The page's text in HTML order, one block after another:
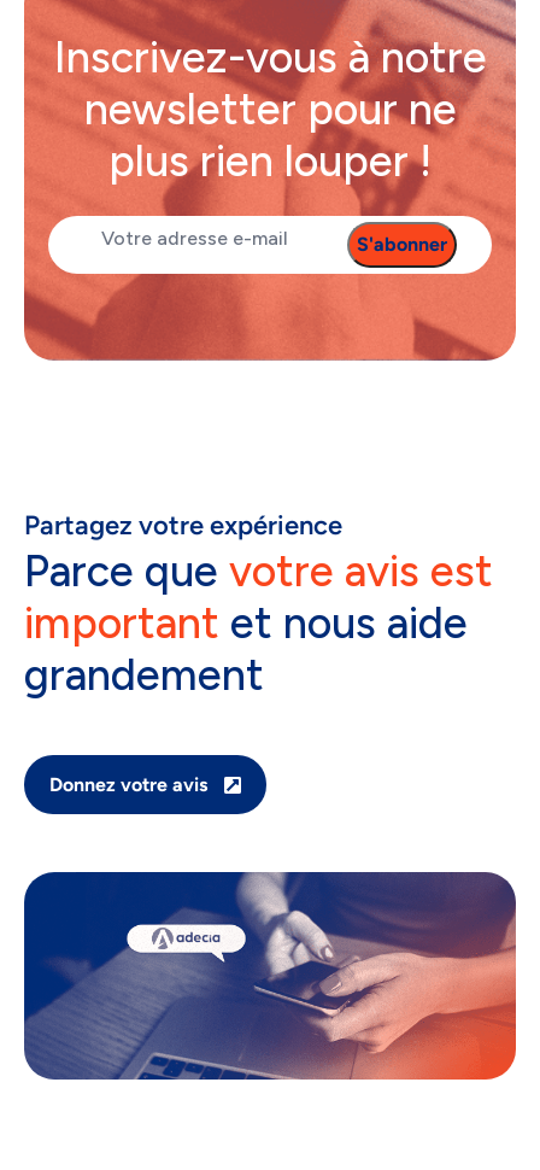
Inscrivez-vous à notre
newsletter pour ne
plus rien louper !
E-
mail
Partagez votre expérience
Parce que votre avis est
important et nous aide
grandement
Donnez votre avis